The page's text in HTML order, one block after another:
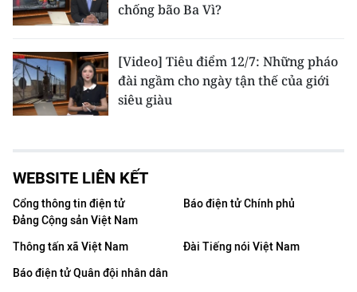
chống bão Ba Vì?
[Video] Tiêu điểm 12/7: Những pháo
đài ngầm cho ngày tận thế của giới
siêu giàu
WEBSITE LIÊN KẾT
Cổng thông tin điện tử
Đảng Cộng sản Việt Nam
Báo điện tử Chính phủ
Thông tấn xã Việt Nam
Đài Tiếng nói Việt Nam
Báo điện tử Quân đội nhân dân